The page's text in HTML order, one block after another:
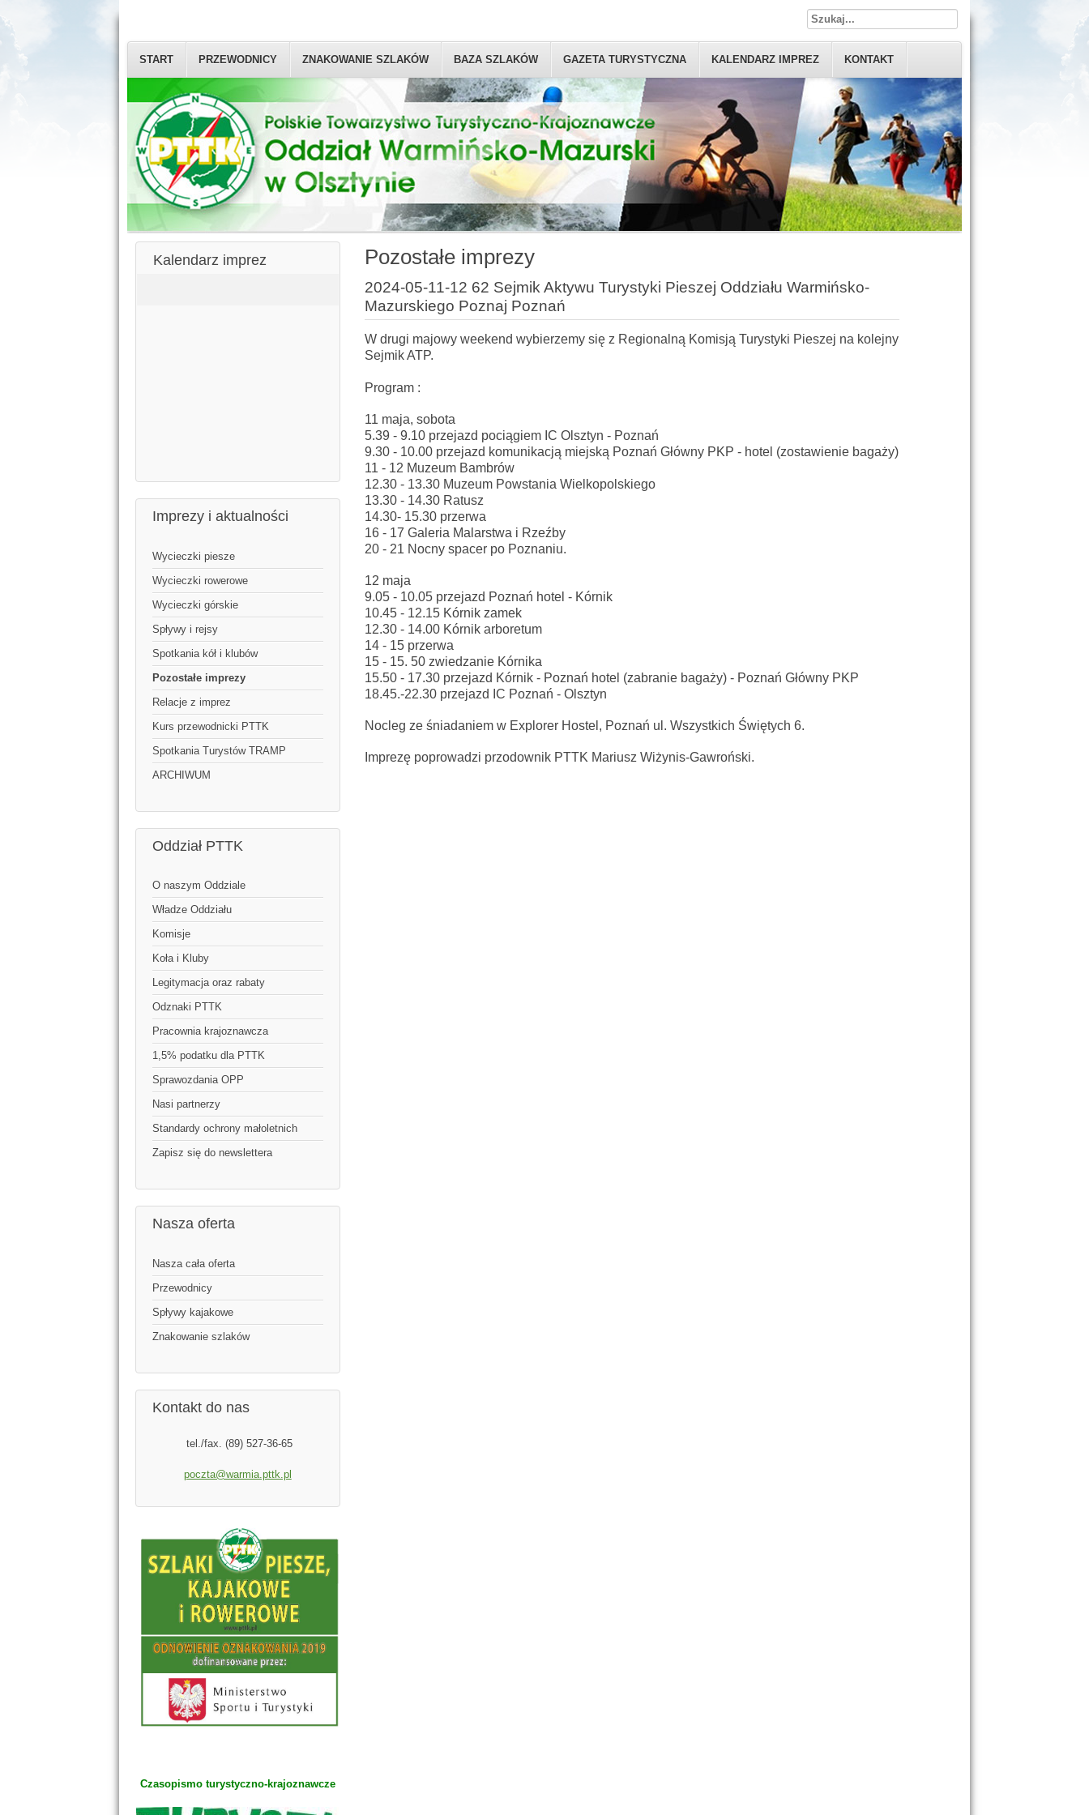
START PRZEWODNICY ZNAKOWANIE SZLAKÓW BAZA SZLAKÓW GAZETA TURYSTYCZNA KALENDARZ IMPREZ KONTAKT
Kalendarz imprez
Imprezy i aktualności
Wycieczki piesze
Wycieczki rowerowe
Wycieczki górskie
Spływy i rejsy
Spotkania kół i klubów
Pozostałe imprezy
Relacje z imprez
Kurs przewodnicki PTTK
Spotkania Turystów TRAMP
ARCHIWUM
Oddział PTTK
O naszym Oddziale
Władze Oddziału
Komisje
Koła i Kluby
Legitymacja oraz rabaty
Odznaki PTTK
Pracownia krajoznawcza
1,5% podatku dla PTTK
Sprawozdania OPP
Nasi partnerzy
Standardy ochrony małoletnich
Zapisz się do newslettera
Nasza oferta
Nasza cała oferta
Przewodnicy
Spływy kajakowe
Znakowanie szlaków
Kontakt do nas
tel./fax. (89) 527-36-65
poczta@warmia.pttk.pl
Czasopismo turystyczno-krajoznawcze
Pozostałe imprezy
2024-05-11-12 62 Sejmik Aktywu Turystyki Pieszej Oddziału Warmińsko-
Mazurskiego Poznaj Poznań
W drugi majowy weekend wybierzemy się z Regionalną Komisją Turystyki Pieszej na kolejny
Sejmik ATP.
Program :
11 maja, sobota
5.39 - 9.10 przejazd pociągiem IC Olsztyn - Poznań
9.30 - 10.00 przejazd komunikacją miejską Poznań Główny PKP - hotel (zostawienie bagaży)
11 - 12 Muzeum Bambrów
12.30 - 13.30 Muzeum Powstania Wielkopolskiego
13.30 - 14.30 Ratusz
14.30- 15.30 przerwa
16 - 17 Galeria Malarstwa i Rzeźby
20 - 21 Nocny spacer po Poznaniu.
12 maja
9.05 - 10.05 przejazd Poznań hotel - Kórnik
10.45 - 12.15 Kórnik zamek
12.30 - 14.00 Kórnik arboretum
14 - 15 przerwa
15 - 15. 50 zwiedzanie Kórnika
15.50 - 17.30 przejazd Kórnik - Poznań hotel (zabranie bagaży) - Poznań Główny PKP
18.45.-22.30 przejazd IC Poznań - Olsztyn
Nocleg ze śniadaniem w Explorer Hostel, Poznań ul. Wszystkich Świętych 6.
Imprezę poprowadzi przodownik PTTK Mariusz Wiżynis-Gawroński.